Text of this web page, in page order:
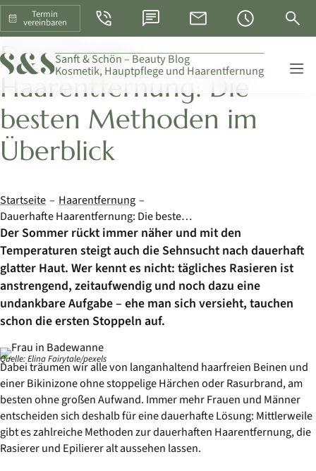
Termin
vereinbaren
Telefon WhatsApp E-Mail Öffnungszeiten
Sanft & Schön – Beauty Blog
Kosmetik, Hauptpflege und Haarentfernung
HAARENTFERNUNG
Dauerhafte
Haarentfernung: Die
besten Methoden im
Überblick
Startseite
Haarentfernung
Dauerhafte Haarentfernung: Die besten Methoden im Überblick
Der Sommer rückt immer näher und mit den
Temperaturen steigt auch die Sehnsucht nach dauerhaft
glatter Haut. Wer kennt es nicht: tägliches Rasieren ist
anstrengend, zeitaufwendig und noch dazu eine
undankbare Aufgabe – ehe man sich versieht, tauchen
schon die ersten Stoppeln auf.
Quelle: Elina Fairytale/pexels
Dabei träumen wir alle von langanhaltend haarfreien Beinen und
einer Bikinizone ohne stoppelige Härchen oder Rasurbrand, am
besten ohne großen Aufwand. Immer mehr Frauen und Männer
entscheiden sich deshalb für eine dauerhafte Lösung: Mittlerweile
gibt es zahlreiche Methoden zur dauerhaften Haarentfernung, die
Rasierer und Epilierer alt aussehen lassen.